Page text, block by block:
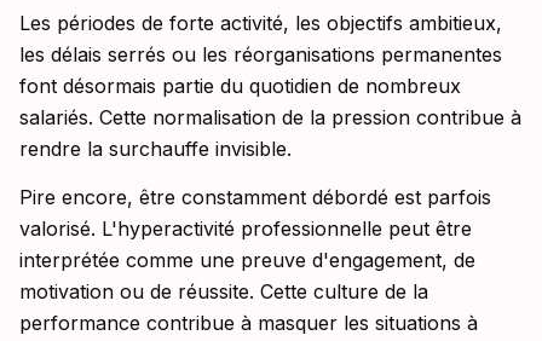
Les périodes de forte activité, les objectifs ambitieux,
les délais serrés ou les réorganisations permanentes
font désormais partie du quotidien de nombreux
salariés. Cette normalisation de la pression contribue à
rendre la surchauffe invisible.
Pire encore, être constamment débordé est parfois
valorisé. L'hyperactivité professionnelle peut être
interprétée comme une preuve d'engagement, de
motivation ou de réussite. Cette culture de la
performance contribue à masquer les situations à